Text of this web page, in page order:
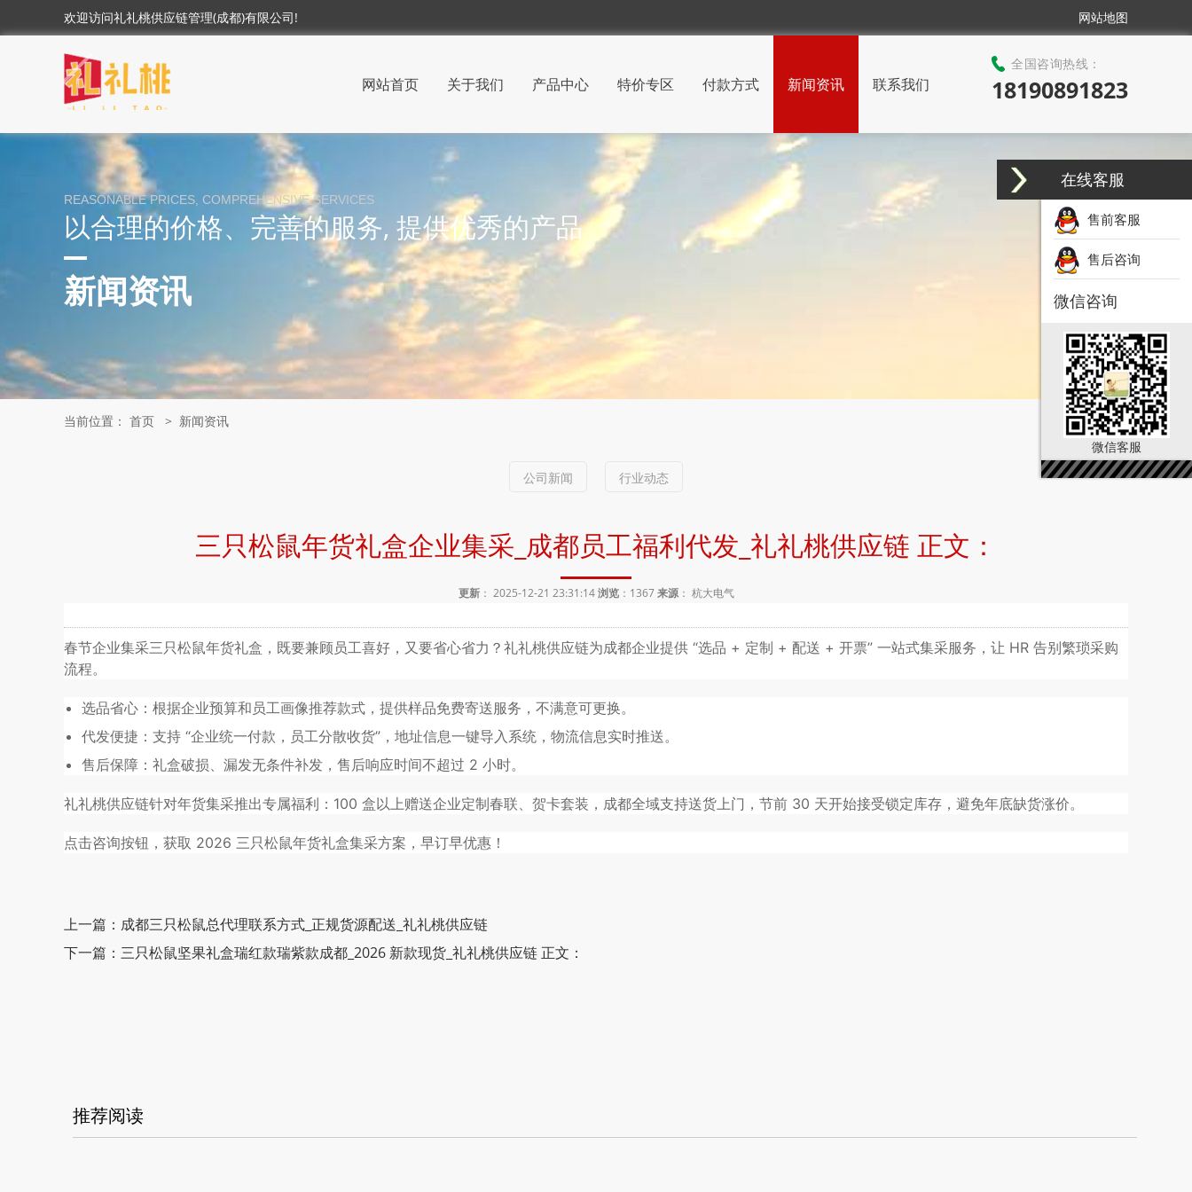
欢迎访问礼礼桃供应链管理(成都)有限公司! 网站地图
网站首页 关于我们 产品中心 特价专区 付款方式 新闻资讯 联系我们
全国咨询热线：
18190891823
REASONABLE PRICES, COMPREHENSIVE SERVICES
以合理的价格、完善的服务, 提供优秀的产品
新闻资讯
当前位置： 首页 > 新闻资讯
公司新闻 行业动态
三只松鼠年货礼盒企业集采_成都员工福利代发_礼礼桃供应链 正文：
更新： 2025-12-21 23:31:14浏览： 1367 来源： 杭大电气
春节企业集采三只松鼠年货礼盒，既要兼顾员工喜好，又要省心省力？礼礼桃供应链为成都企业提供 “选品 + 定制 + 配送 + 开票” 一站式集采服务，让 HR 告别繁琐采购
流程。
选品省心：根据企业预算和员工画像推荐款式，提供样品免费寄送服务，不满意可更换。
代发便捷：支持 “企业统一付款，员工分散收货”，地址信息一键导入系统，物流信息实时推送。
售后保障：礼盒破损、漏发无条件补发，售后响应时间不超过 2 小时。
礼礼桃供应链针对年货集采推出专属福利：100 盒以上赠送企业定制春联、贺卡套装，成都全域支持送货上门，节前 30 天开始接受锁定库存，避免年底缺货涨价。
点击咨询按钮，获取 2026 三只松鼠年货礼盒集采方案，早订早优惠！
上一篇：成都三只松鼠总代理联系方式_正规货源配送_礼礼桃供应链
下一篇：三只松鼠坚果礼盒瑞红款瑞紫款成都_2026 新款现货_礼礼桃供应链 正文：
推荐阅读
在线客服
售前客服
售后咨询
微信咨询
微信客服